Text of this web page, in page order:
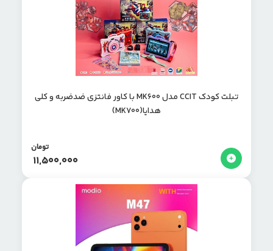
تبلت کودک CCIT مدل MK600 با کاور فانتزی‌ ضدضربه و کلی
هدایا(MK700)
11,500,000
تومان